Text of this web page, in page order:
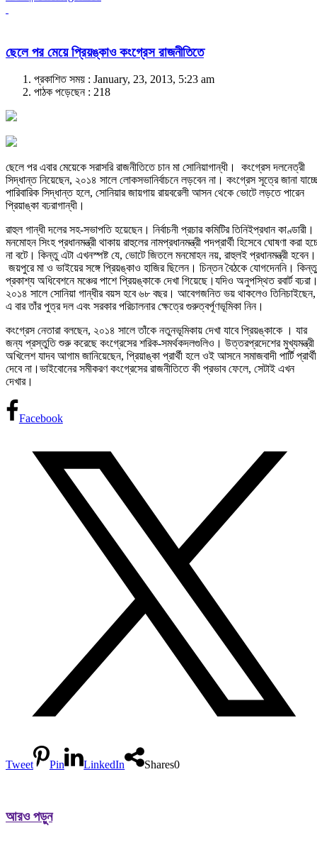
ছেলে পর মেয়ে প্রিয়ঙ্কাও কংগ্রেস রাজনীতিতে
প্রকাশিত সময় : January, 23, 2013, 5:23 am
পাঠক পড়েছেন : 218
ছেলে পর এবার মেয়েকে সরাসরি রাজনীতিতে চান মা সোনিয়াগান্ধী। কংগ্রেস দলনেত্রী
সিদ্ধান্ত নিয়েছেন, ২০১৪ সালে লোকসভানির্বাচনে লড়বেন না। কংগ্রেস সূত্রে জানা
পারিবারিক সিদ্ধান্ত হলে, সোনিয়ার জায়গায় রায়বরেলী আসন থেকে ভোটে লড়তে পারেন
প্রিয়াঙ্কা বঢরাগান্ধী।
রাহুল গান্ধী দলের সহ-সভাপতি হয়েছেন। নির্বাচনী প্রচার কমিটির তিনিইপ্রধান কাণ্ডারী।
মনমোহন সিংহ প্রধানমন্ত্রী থাকায় রাহুলের নামপ্রধানমন্ত্রী পদপ্রার্থী হিসেবে ঘোষণা করা
না বটে। কিন্তু এটা এখনস্পষ্ট যে, ভোটে জিতলে মনমোহন নয়, রাহুলই প্রধানমন্ত্রী হবেন।
জয়পুরে মা ও ভাইয়ের সঙ্গে প্রিয়ঙ্কাও হাজির ছিলেন। চিন্তন বৈঠকে যোগদেননি। কিন্তু
প্রকাশ্য অধিবেশনে মঞ্চের পাশে প্রিয়ঙ্কাকে দেখা গিয়েছে।যদিও অনুপস্থিত রবার্ট
২০১৪ সালে সোনিয়া গান্ধীর বয়স হবে ৬৮ বছর। আবেগজনিত ভয় থাকলেও তিনিচাইছেন,
এ বার তাঁর পুত্র দল এবং সরকার পরিচালনার ক্ষেত্রে গুরুত্বর্পূণভূমিকা নিন।
কংগ্রেস নেতারা বলছেন, ২০১৪ সালে তাঁকে নতুনভূমিকায় দেখা যাবে প্রিয়ঙ্কাকে । যার
জন্য প্রস্তুতি শুরু করেছে কংগ্রেসের শরিক-সমর্থকদলগুলিও। উত্তরপ্রদেশের মুখ্যমন্ত্রী
অখিলেশ যাদব আগাম জানিয়েছেন, প্রিয়াঙ্কা প্রার্থী হলে ওই আসনে সমাজবাদী পার্টি প্রার্থী
দেবে না।ভাইবোনের সমীকরণ কংগ্রেসের রাজনীতিতে কী প্রভাব ফেলে, সেটাই এখন
দেখার।
Facebook
Tweet Pin LinkedIn Shares0
আরও পড়ুন